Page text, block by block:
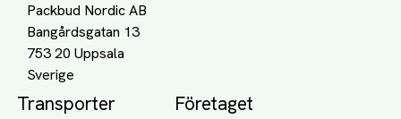
Packbud Nordic AB
Bangårdsgatan 13
753 20 Uppsala
Transporter Företaget